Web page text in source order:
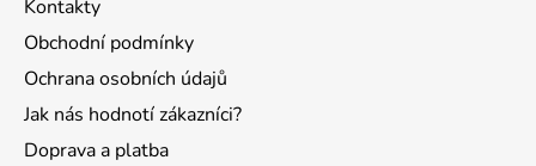
Kontakty
Obchodní podmínky
Ochrana osobních údajů
Jak nás hodnotí zákazníci?
Doprava a platba